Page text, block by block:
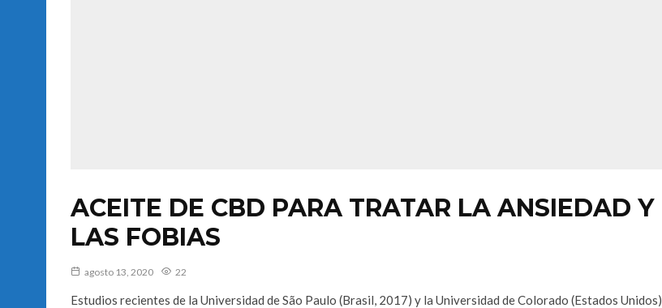
ACEITE DE CBD PARA TRATAR LA ANSIEDAD Y
LAS FOBIAS
agosto 13, 2020 22
Estudios recientes de la Universidad de São Paulo (Brasil, 2017) y la Universidad de Colorado (Estados Unidos)